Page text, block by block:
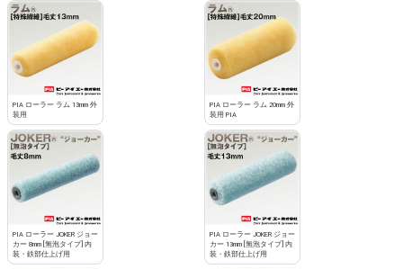
PIA ローラー ラム 13mm 外
装用
PIA ローラー ラム 20mm 外
装用 PIA
PIA ローラー JOKER ジョー
カー 8mm [無泡タイプ] 内
装・鉄部仕上げ用
PIA ローラー JOKER ジョー
カー 13mm [無泡タイプ] 内
装・鉄部仕上げ用